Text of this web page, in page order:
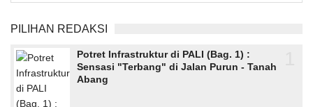
PILIHAN REDAKSI
Potret Infrastruktur di PALI (Bag. 1) :
Sensasi "Terbang" di Jalan Purun - Tanah
Abang